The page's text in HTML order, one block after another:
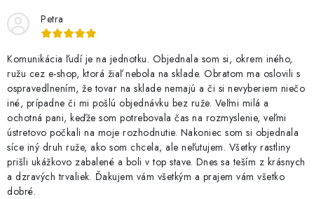
e
r
v
k
y
v
ý
p
i
Petra
Komunikácia ľudí je na jednotku. Objednala som si, okrem iného,
ružu cez e-shop, ktorá žiaľ nebola na sklade. Obratom ma oslovili s
ospravedlnením, že tovar na sklade nemajú a či si nevyberiem niečo
iné, prípadne či mi pošlú objednávku bez ruže. Veľmi milá a
ochotná pani, keďže som potrebovala čas na rozmyslenie, veľmi
ústretovo počkali na moje rozhodnutie. Nakoniec som si objednala
síce iný druh ruže, ako som chcela, ale neľutujem. Všetky rastliny
prišli ukážkovo zabalené a boli v top stave. Dnes sa teším z krásnych
a dzravých trvaliek. Ďakujem vám všetkým a prajem vám všetko
dobré.